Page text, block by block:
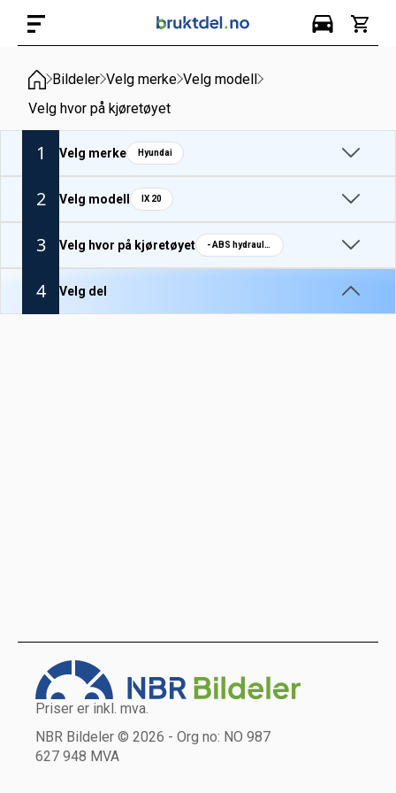
Bildeler Velg merke Velg modell
Velg hvor på kjøretøyet
1 Velg merke Hyundai
2 Velg modell IX 20
3 Velg hvor på kjøretøyet - ABS hydraulikkaggregat
4 Velg del
Priser er inkl. mva.
NBR Bildeler © 2026 - Org no: NO 987
627 948 MVA